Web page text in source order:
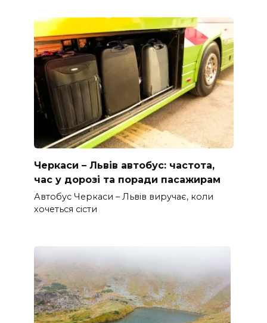
Черкаси – Львів автобус: частота,
час у дорозі та поради пасажирам
Автобус Черкаси – Львів виручає, коли
хочеться сісти